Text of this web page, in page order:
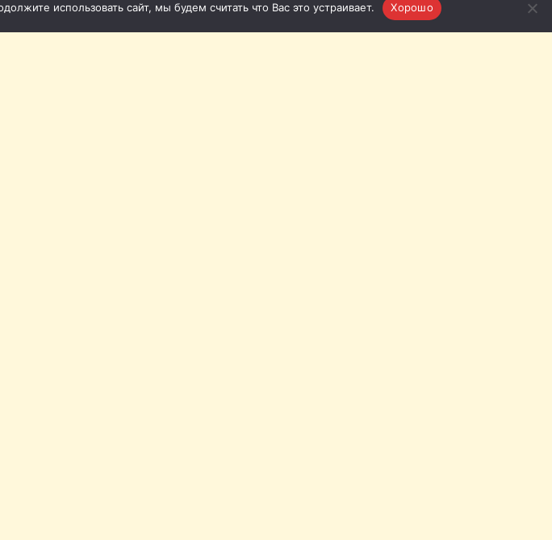
использовать сайт, мы будем считать что Вас это устраивает. Хорошо